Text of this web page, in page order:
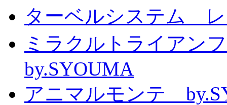
ターベルシステム
ミラクルトライアン
by.SYOUMA
アニマルモンテ